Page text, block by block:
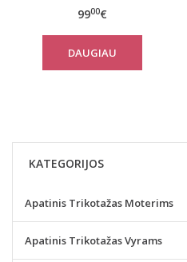
9900€
DAUGIAU
KATEGORIJOS
Apatinis Trikotažas Moterims
Apatinis Trikotažas Vyrams